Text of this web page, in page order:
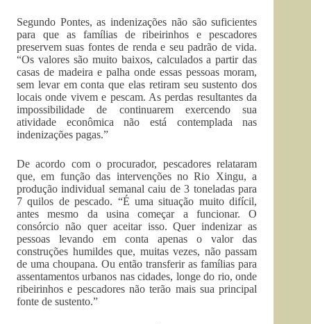
Segundo Pontes, as indenizações não são suficientes
para que as famílias de ribeirinhos e pescadores
preservem suas fontes de renda e seu padrão de vida.
“Os valores são muito baixos, calculados a partir das
casas de madeira e palha onde essas pessoas moram,
sem levar em conta que elas retiram seu sustento dos
locais onde vivem e pescam. As perdas resultantes da
impossibilidade de continuarem exercendo sua
atividade econômica não está contemplada nas
indenizações pagas.”
De acordo com o procurador, pescadores relataram
que, em função das intervenções no Rio Xingu, a
produção individual semanal caiu de 3 toneladas para
7 quilos de pescado. “É uma situação muito difícil,
antes mesmo da usina começar a funcionar. O
consórcio não quer aceitar isso. Quer indenizar as
pessoas levando em conta apenas o valor das
construções humildes que, muitas vezes, não passam
de uma choupana. Ou então transferir as famílias para
assentamentos urbanos nas cidades, longe do rio, onde
ribeirinhos e pescadores não terão mais sua principal
fonte de sustento.”